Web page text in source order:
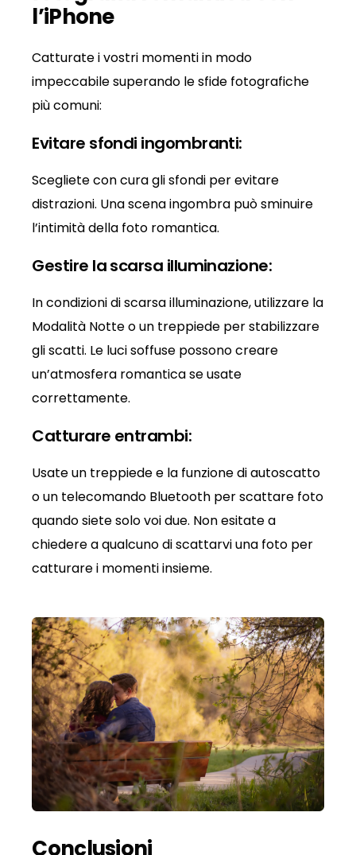
l’iPhone
Catturate i vostri momenti in modo
impeccabile superando le sfide fotografiche
più comuni:
Evitare sfondi ingombranti:
Scegliete con cura gli sfondi per evitare
distrazioni. Una scena ingombra può sminuire
l’intimità della foto romantica.
Gestire la scarsa illuminazione:
In condizioni di scarsa illuminazione, utilizzare la
Modalità Notte o un treppiede per stabilizzare
gli scatti. Le luci soffuse possono creare
un’atmosfera romantica se usate
correttamente.
Catturare entrambi:
Usate un treppiede e la funzione di autoscatto
o un telecomando Bluetooth per scattare foto
quando siete solo voi due. Non esitate a
chiedere a qualcuno di scattarvi una foto per
catturare i momenti insieme.
Conclusioni